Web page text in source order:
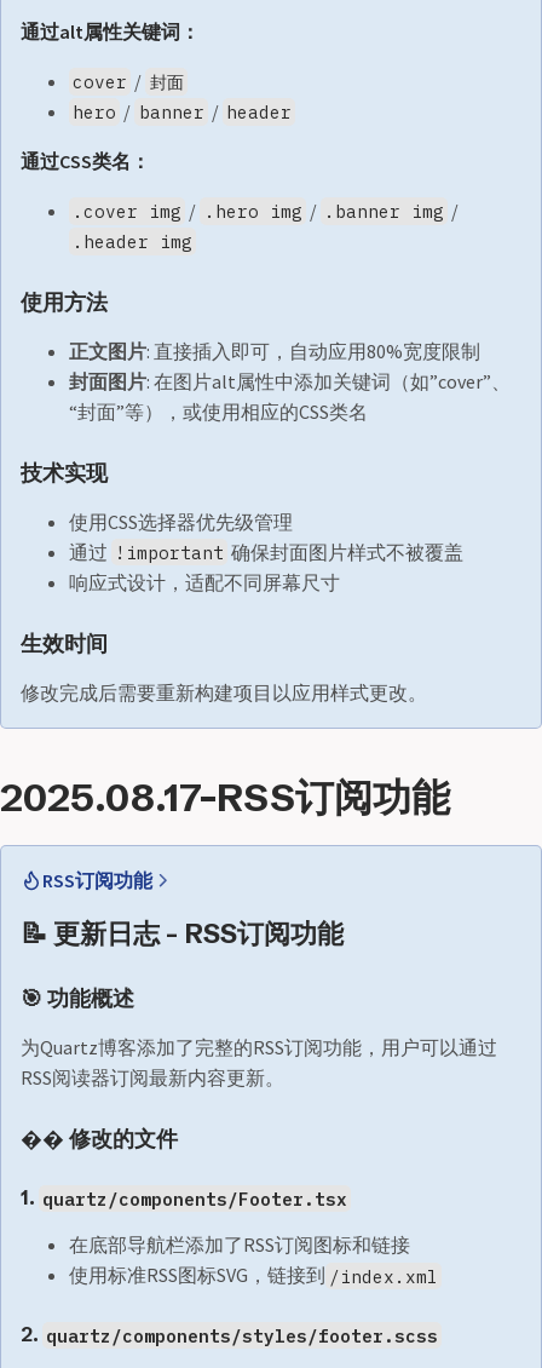
通过alt属性关键词：
cover / 封面
hero / banner / header
通过CSS类名：
.cover img / .hero img / .banner img /
.header img
使用方法
正文图片: 直接插入即可，自动应用80%宽度限制
封面图片: 在图片alt属性中添加关键词（如”cover”、
“封面”等），或使用相应的CSS类名
技术实现
使用CSS选择器优先级管理
通过 !important 确保封面图片样式不被覆盖
响应式设计，适配不同屏幕尺寸
生效时间
修改完成后需要重新构建项目以应用样式更改。
2025.08.17-RSS订阅功能
RSS订阅功能
📝 更新日志 - RSS订阅功能
🎯 功能概述
为Quartz博客添加了完整的RSS订阅功能，用户可以通过
RSS阅读器订阅最新内容更新。
�� 修改的文件
1. quartz/components/Footer.tsx
在底部导航栏添加了RSS订阅图标和链接
使用标准RSS图标SVG，链接到 /index.xml
2. quartz/components/styles/footer.scss